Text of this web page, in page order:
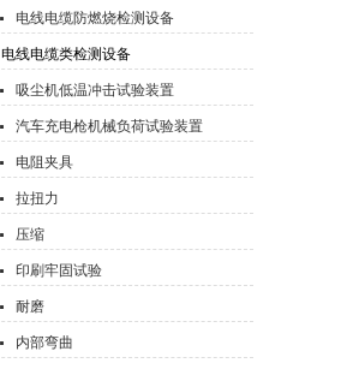
电线电缆防燃烧检测设备
电线电缆类检测设备
吸尘机低温冲击试验装置
汽车充电枪机械负荷试验装置
电阻夹具
拉扭力
压缩
印刷牢固试验
耐磨
内部弯曲